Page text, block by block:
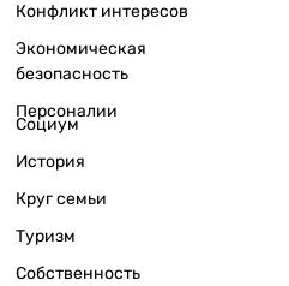
Конфликт интересов
Экономическая
безопасность
Персоналии
Социум
История
Круг семьи
Туризм
Собственность